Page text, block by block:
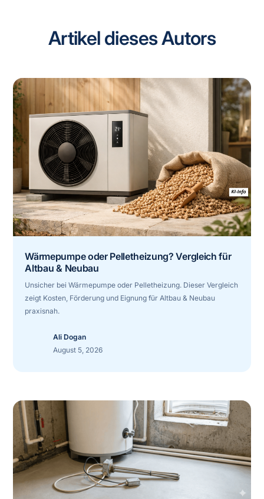
Artikel dieses Autors
Wärmepumpe oder Pelletheizung? Vergleich für
Altbau & Neubau
Unsicher bei Wärmepumpe oder Pelletheizung. Dieser Vergleich
zeigt Kosten, Förderung und Eignung für Altbau & Neubau
praxisnah.
Ali Dogan
August 5, 2026